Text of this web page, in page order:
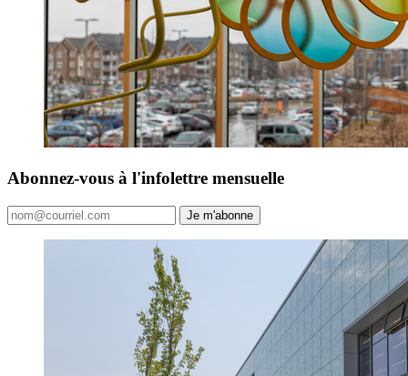
Abonnez-vous à l'infolettre mensuelle
Je m'abonne